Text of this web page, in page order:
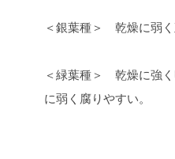
＜銀葉種＞ 乾燥に弱
＜緑葉種＞ 乾燥に強
に弱く腐りやすい。